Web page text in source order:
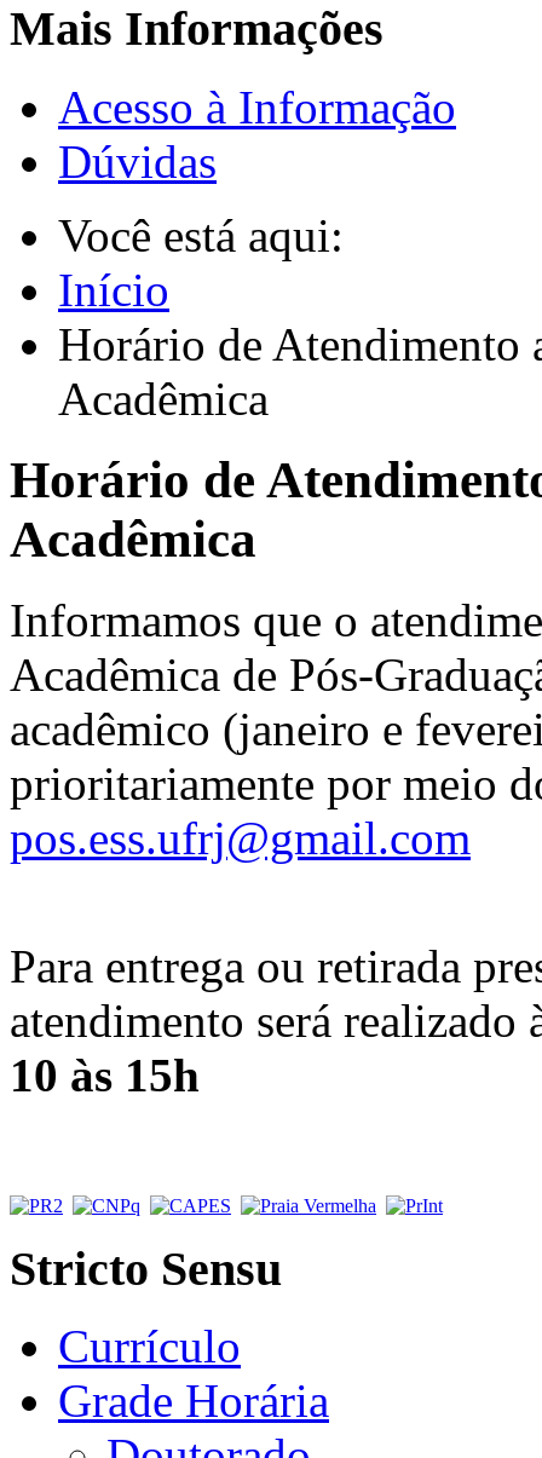
Mais Informações
Acesso à Informação
Dúvidas
Você está aqui:
Início
Horário de Atendimento
Acadêmica
Horário de
Acadêmica
Informamos que o
Acadêmica de Pós-
acadêmico (janeiro e
prioritariamente por meio
pos.ess.ufrj@gmail.com
Para entrega ou retirada
atendimento será realizado
10 às 15h
Stricto Sensu
Currículo
Grade Horária